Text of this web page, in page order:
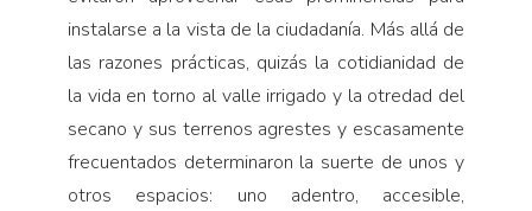
instalarse a la vista de la ciudadanía. Más allá de
las razones prácticas, quizás la cotidianidad de
la vida en torno al valle irrigado y la otredad del
secano y sus terrenos agrestes y escasamente
frecuentados determinaron la suerte de unos y
otros espacios: uno adentro, accesible,